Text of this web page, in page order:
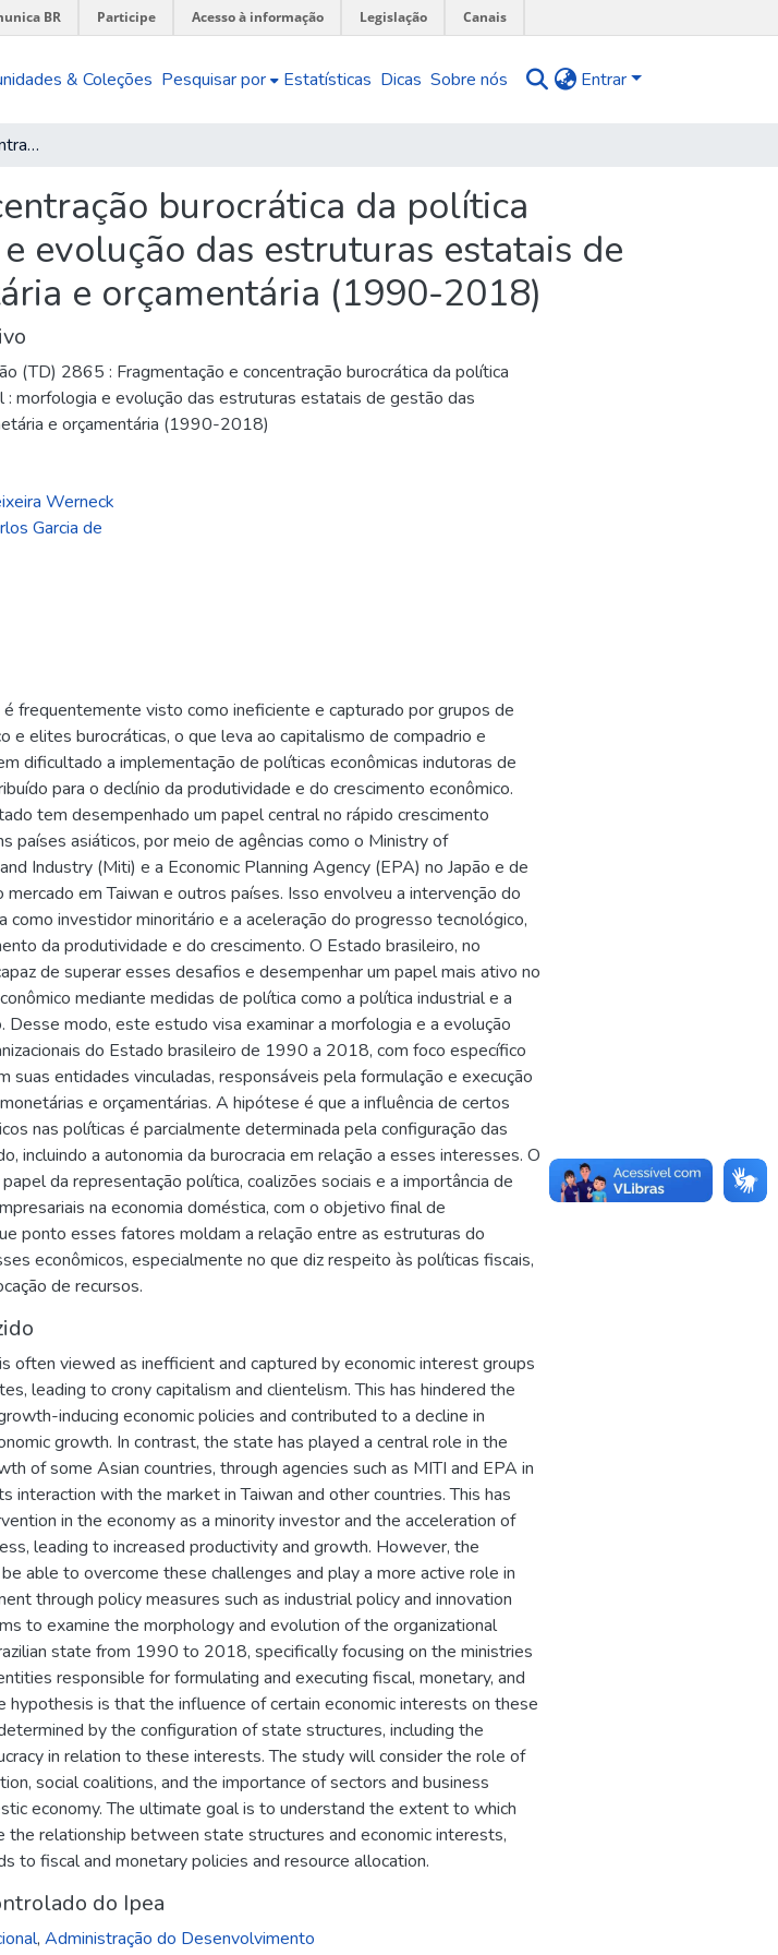
BR Participe Acesso à informação Legislação Canais
& Coleções Pesquisar por Estatísticas Dicas Sobre nós Entrar
Fragmentação e concentração burocrática da política econômica no Brasil : morfologia e evolução das estruturas estatais de gestão das políticas fiscal, monetária e orçamentária (1990-2018)
burocrática da política
evolução das estruturas estatais de
e orçamentária (1990-2018)
(TD) 2865 : Fragmentação e concentração burocrática da política
: morfologia e evolução das estruturas estatais de gestão das
e orçamentária (1990-2018)
Werneck
Garcia de
frequentemente visto como ineficiente e capturado por grupos de
e elites burocráticas, o que leva ao capitalismo de compadrio e
dificultado a implementação de políticas econômicas indutoras de
para o declínio da produtividade e do crescimento econômico.
tem desempenhado um papel central no rápido crescimento
países asiáticos, por meio de agências como o Ministry of
Industry (Miti) e a Economic Planning Agency (EPA) no Japão e de
mercado em Taiwan e outros países. Isso envolveu a intervenção do
como investidor minoritário e a aceleração do progresso tecnológico,
da produtividade e do crescimento. O Estado brasileiro, no
de superar esses desafios e desempenhar um papel mais ativo no
mediante medidas de política como a política industrial e a
Desse modo, este estudo visa examinar a morfologia e a evolução
do Estado brasileiro de 1990 a 2018, com foco específico
suas entidades vinculadas, responsáveis pela formulação e execução
e orçamentárias. A hipótese é que a influência de certos
nas políticas é parcialmente determinada pela configuração das
incluindo a autonomia da burocracia em relação a esses interesses. O
da representação política, coalizões sociais e a importância de
na economia doméstica, com o objetivo final de
ponto esses fatores moldam a relação entre as estruturas do
econômicos, especialmente no que diz respeito às políticas fiscais,
de recursos.
often viewed as inefficient and captured by economic interest groups
leading to crony capitalism and clientelism. This has hindered the
inducing economic policies and contributed to a decline in
growth. In contrast, the state has played a central role in the
of some Asian countries, through agencies such as MITI and EPA in
interaction with the market in Taiwan and other countries. This has
in the economy as a minority investor and the acceleration of
leading to increased productivity and growth. However, the
able to overcome these challenges and play a more active role in
through policy measures such as industrial policy and innovation
to examine the morphology and evolution of the organizational
state from 1990 to 2018, specifically focusing on the ministries
responsible for formulating and executing fiscal, monetary, and
hypothesis is that the influence of certain economic interests on these
by the configuration of state structures, including the
in relation to these interests. The study will consider the role of
social coalitions, and the importance of sectors and business
economy. The ultimate goal is to understand the extent to which
the relationship between state structures and economic interests,
to fiscal and monetary policies and resource allocation.
do Ipea
,Administração do Desenvolvimento